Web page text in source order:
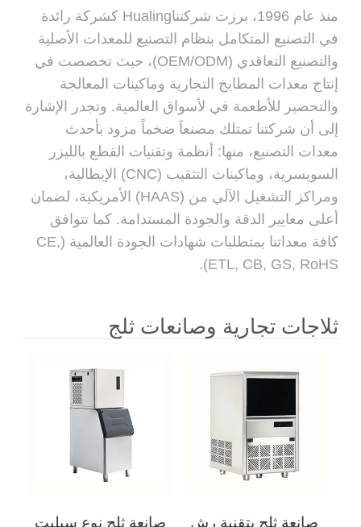
منذ عام 1996، برزت شركتناHualing كشركة رائدة
في التصنيع المتكامل بنظام التصنيع للمعدات الأصلية
والتصنيع التعاقدي (OEM/ODM)، حيث تخصصت في
إنتاج معدات المطابخ التجارية وماكينات المعالجة
والتحضير للأطعمة في لأسواق العالمية. وتجدر الإشارة
إلى أن شركتنا تمتلك مصنعاَ ضخماً مزود بأحدث
معدات التصنيع، منها: أنظمة وتقنيات القطع بالليزر
السويسرية، وماكينات التثقيب (CNC) الإيطالية،
ومراكز التشغيل الآلي من (HAAS) الأمريكية، لضمان
أعلى معايير الدقة والجودة المستدامة. كما تتوافق
كافة معداتنا بمتطلبات شهادات الجودة العالمية (CE,
ETL, CB, GS, RoHS).
ثلاجات تجارية وصانعات ثلج
صانعة ثلج بتقنية رش
صانعة ثلج نوع سبليت